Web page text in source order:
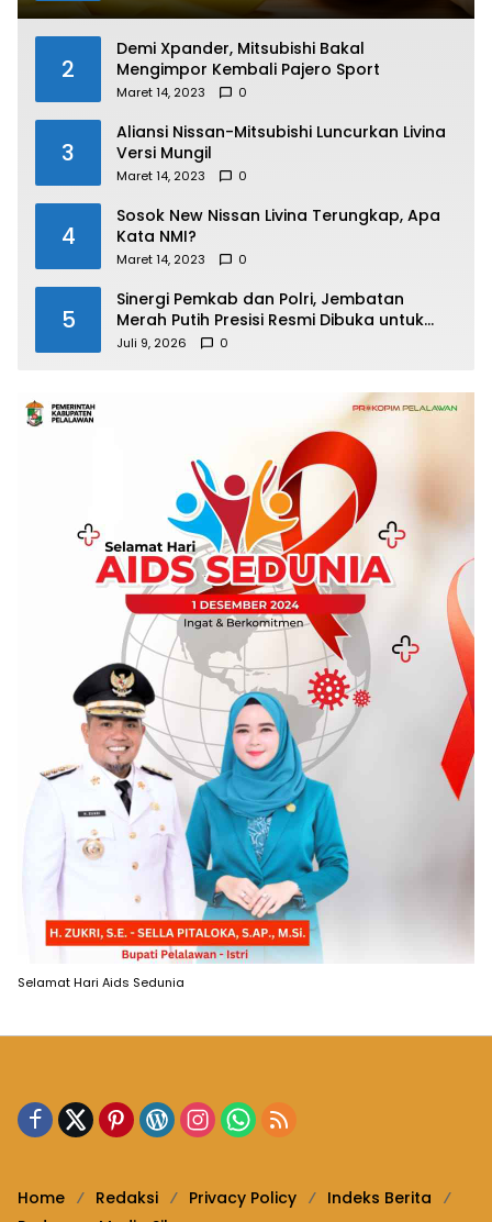
2
Demi Xpander, Mitsubishi Bakal
Mengimpor Kembali Pajero Sport
Maret 14, 2023 0
3
Aliansi Nissan-Mitsubishi Luncurkan Livina
Versi Mungil
Maret 14, 2023 0
4
Sosok New Nissan Livina Terungkap, Apa
Kata NMI?
Maret 14, 2023 0
5
Sinergi Pemkab dan Polri, Jembatan
Merah Putih Presisi Resmi Dibuka untuk
Masyarakat Desa Rangsang
Juli 9, 2026 0
Selamat Hari Aids Sedunia
Home Redaksi Privacy Policy
Indeks Berita